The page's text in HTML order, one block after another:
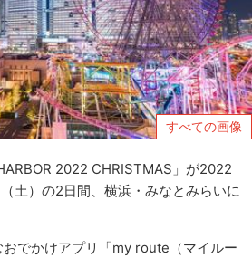
すべての画像
2022 CHRISTMAS」が2022
土）の2日間、横浜・みなとみらいに
でかけアプリ「my route（マイルー